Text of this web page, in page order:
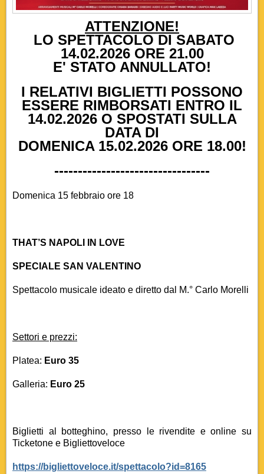
ATTENZIONE!
LO SPETTACOLO DI SABATO
14.02.2026 ORE 21.00
E' STATO ANNULLATO!
I RELATIVI BIGLIETTI POSSONO
ESSERE RIMBORSATI ENTRO IL
14.02.2026 O SPOSTATI SULLA
DATA DI
DOMENICA 15.02.2026 ORE 18.00!
---------------------------------
Domenica 15 febbraio ore 18
THAT’S NAPOLI IN LOVE
SPECIALE SAN VALENTINO
Spettacolo musicale ideato e diretto dal M.° Carlo Morelli
Settori e prezzi:
Platea: Euro 35
Galleria: Euro 25
Biglietti al botteghino, presso le rivendite e online su
Ticketone e Bigliettoveloce
https://bigliettoveloce.it/spettacolo?id=8165